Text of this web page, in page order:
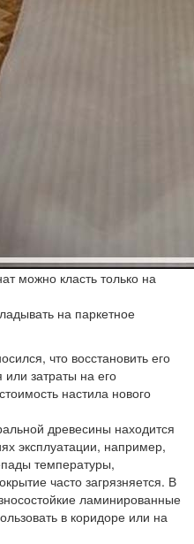
можно класть только на
на паркетное
что восстановить его
затраты на его
настила нового
древесины находится
эксплуатации, например,
температуры,
часто загрязняется. В
ламинированные
в коридоре или на